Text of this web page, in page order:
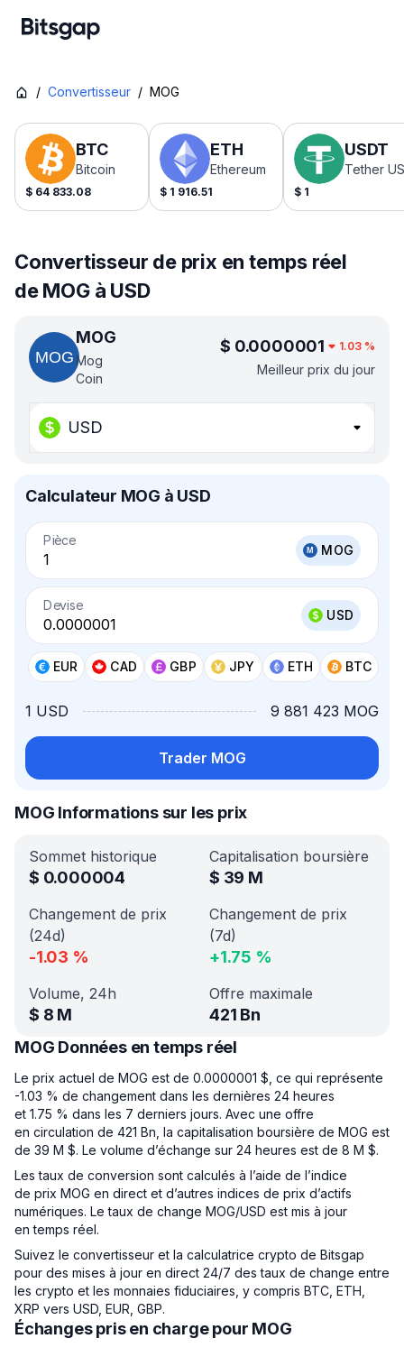
/ Convertisseur / MOG
BTC
Bitcoin
$ 64 833.08
ETH
Ethereum
$ 1 916.51
USDT
Tether
$ 1
Convertisseur de prix en temps réel
de MOG à USD
MOG
Mog
Coin
$ 0.0000001 1.03 %
Meilleur prix du jour
USD
Calculateur MOG à USD
Pièce
MOG
Devise
USD
EUR CAD GBP JPY ETH BTC
1 USD 9 881 423 MOG
Trader MOG
MOG Informations sur les prix
Sommet historique
$ 0.000004
Capitalisation boursière
$ 39 M
Changement de prix
(24d)
-1.03 %
Changement de prix
(7d)
+1.75 %
Volume, 24h
$ 8 M
Offre maximale
421 Bn
MOG Données en temps réel
Le prix actuel de MOG est de 0.0000001 $, ce qui représente
-1.03 % de changement dans les dernières 24 heures
et 1.75 % dans les 7 derniers jours. Avec une offre
en circulation de 421 Bn, la capitalisation boursière de MOG est
de 39 M $. Le volume d’échange sur 24 heures est de 8 M $.
Les taux de conversion sont calculés à l’aide de l’indice
de prix MOG en direct et d’autres indices de prix d’actifs
numériques. Le taux de change MOG/USD est mis à jour
en temps réel.
Suivez le convertisseur et la calculatrice crypto de Bitsgap
pour des mises à jour en direct 24/7 des taux de change entre
les crypto et les monnaies fiduciaires, y compris BTC, ETH,
XRP vers USD, EUR, GBP.
Échanges pris en charge pour MOG